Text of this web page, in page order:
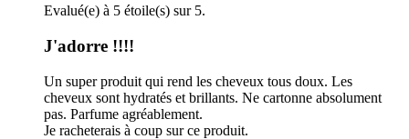
Evalué(e) à 5 étoile(s) sur 5.
J'adorre !!!!
Un super produit qui rend les cheveux tous doux. Les
cheveux sont hydratés et brillants. Ne cartonne absolument
pas. Parfume agréablement.
Je racheterais à coup sur ce produit.